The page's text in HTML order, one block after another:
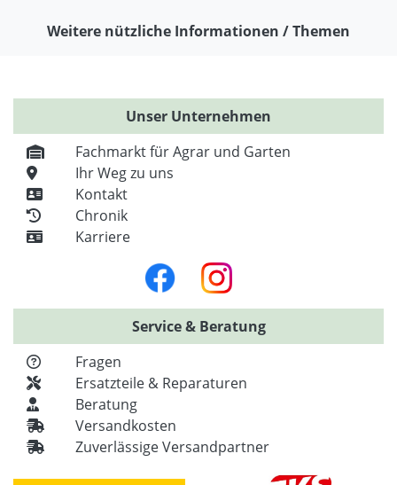
Weitere nützliche Informationen / Themen
Unser Unternehmen
Fachmarkt für Agrar und Garten
Ihr Weg zu uns
Kontakt
Chronik
Karriere
Service & Beratung
Fragen
Ersatzteile & Reparaturen
Beratung
Versandkosten
Zuverlässige Versandpartner